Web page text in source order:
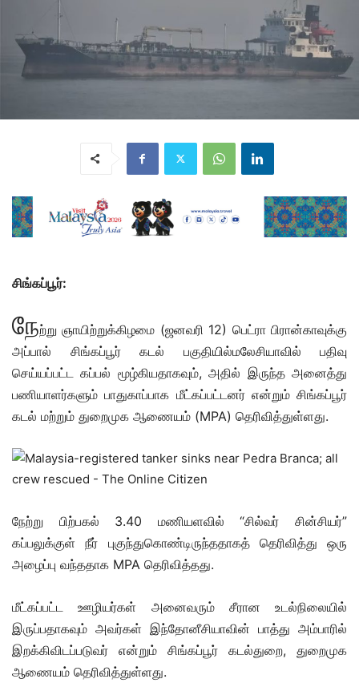
சிங்கப்பூர்:
நேற்று ஞாயிற்றுக்கிழமை (ஜனவரி 12) பெட்ரா பிரான்காவுக்கு
அப்பால் சிங்கப்பூர் கடல் பகுதியில்மலேசியாவில் பதிவு
செய்யப்பட்ட கப்பல் மூழ்கியதாகவும், அதில் இருந்த அனைத்து
பணியாளர்களும் பாதுகாப்பாக மீட்கப்பட்டனர் என்றும் சிங்கப்பூர்
கடல் மற்றும் துறைமுக ஆணையம் (MPA) தெரிவித்துள்ளது.
நேற்று பிற்பகல் 3.40 மணியளவில் “சில்வர் சின்சியர்”
கப்பலுக்குள் நீர் புகுந்துகொண்டிருந்ததாகத் தெரிவித்து ஒரு
அழைப்பு வந்ததாக MPA தெரிவித்தது.
மீட்கப்பட்ட ஊழியர்கள் அனைவரும் சீரான உடல்நிலையில்
இருப்பதாகவும் அவர்கள் இந்தோனீசியாவின் பாத்து அம்பாரில்
இறக்கிவிடப்படுவர் என்றும் சிங்கப்பூர் கடல்துறை, துறைமுக
ஆணையம் தெரிவித்துள்ளது.